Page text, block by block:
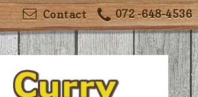
072 -648-4536
Contact